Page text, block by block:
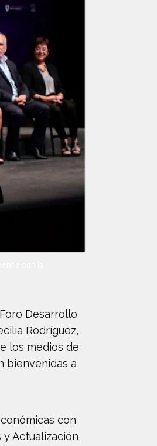
Desarrollo
Rodríguez,
los medios de
bienvenidas a
con
Actualización